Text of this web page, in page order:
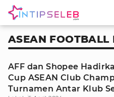
ASEAN FOOTBALL
AFF dan Shopee
Cup ASEAN Club
Turnamen Antar Klub